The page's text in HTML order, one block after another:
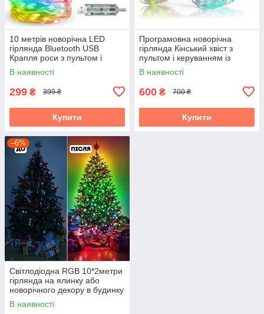
10 метрів новорічна LED
гірлянда Bluetooth USB
Крапля роси з пультом і
керуванням із телефона
SFK-04 Програмована
В наявності
299 ₴ 399 ₴
Купити
Програмовна новорічна
гірлянда Кінський хвіст з
пультом і керуванням із
телефона SFK-02 Bluetooth
USB
В наявності
600 ₴ 700 ₴
Купити
–6%
Світлодіодна RGB 10*2метри
гірлянда на ялинку або
новорічного декору в будинку
на вулицю водонепроникна
IP65 з керуванням SMART
В наявності